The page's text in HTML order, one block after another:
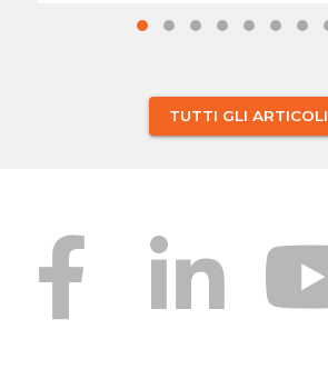
TUTTI GLI ARTICOLI